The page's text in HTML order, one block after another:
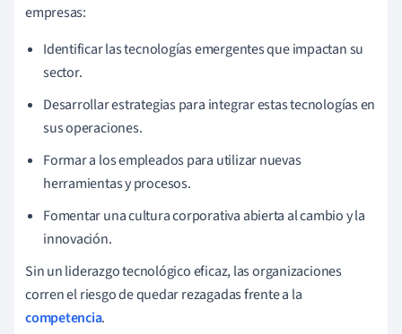
empresas:
Identificar las tecnologías emergentes que impactan su
sector.
Desarrollar estrategias para integrar estas tecnologías en
sus operaciones.
Formar a los empleados para utilizar nuevas
herramientas y procesos.
Fomentar una cultura corporativa abierta al cambio y la
innovación.
Sin un liderazgo tecnológico eficaz, las organizaciones
corren el riesgo de quedar rezagadas frente a la
competencia.